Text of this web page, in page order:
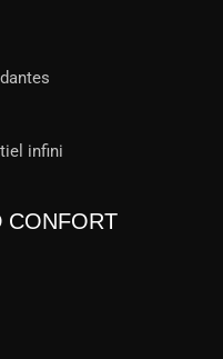
infini
CONFORT